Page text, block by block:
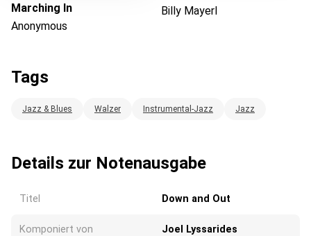
Marching In
Anonymous
Billy Mayerl
Tags
Jazz & Blues Walzer Instrumental-Jazz Jazz
Details zur Notenausgabe
Titel Down and Out
Komponiert von Joel Lyssarides